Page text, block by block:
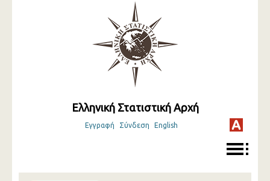
Ελληνική Στατιστική Αρχή
Εγγραφή Σύνδεση English